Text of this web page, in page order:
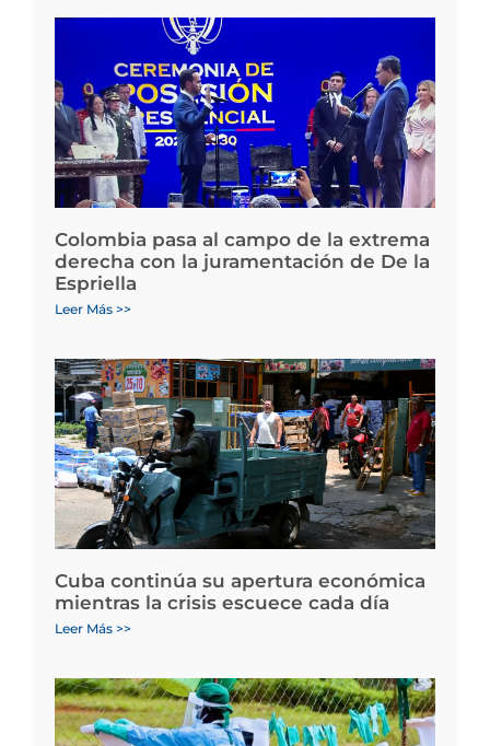
Colombia pasa al campo de la extrema
derecha con la juramentación de De la
Espriella
Leer Más >>
Cuba continúa su apertura económica
mientras la crisis escuece cada día
Leer Más >>